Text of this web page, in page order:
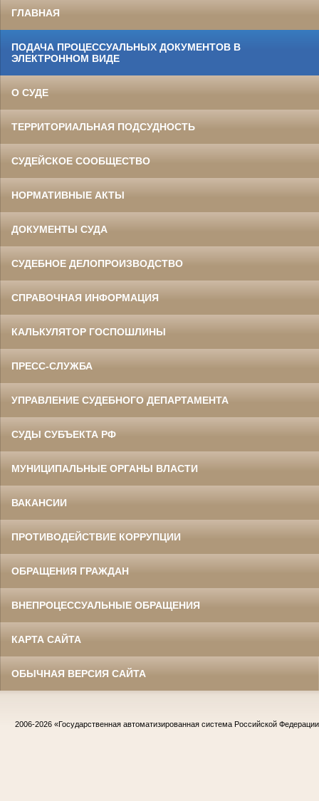
ГЛАВНАЯ
ПОДАЧА ПРОЦЕССУАЛЬНЫХ ДОКУМЕНТОВ В
ЭЛЕКТРОННОМ ВИДЕ
О СУДЕ
ТЕРРИТОРИАЛЬНАЯ ПОДСУДНОСТЬ
СУДЕЙСКОЕ СООБЩЕСТВО
НОРМАТИВНЫЕ АКТЫ
ДОКУМЕНТЫ СУДА
СУДЕБНОЕ ДЕЛОПРОИЗВОДСТВО
СПРАВОЧНАЯ ИНФОРМАЦИЯ
КАЛЬКУЛЯТОР ГОСПОШЛИНЫ
ПРЕСС-СЛУЖБА
УПРАВЛЕНИЕ СУДЕБНОГО ДЕПАРТАМЕНТА
СУДЫ СУБЪЕКТА РФ
МУНИЦИПАЛЬНЫЕ ОРГАНЫ ВЛАСТИ
ВАКАНСИИ
ПРОТИВОДЕЙСТВИЕ КОРРУПЦИИ
ОБРАЩЕНИЯ ГРАЖДАН
ВНЕПРОЦЕССУАЛЬНЫЕ ОБРАЩЕНИЯ
КАРТА САЙТА
ОБЫЧНАЯ ВЕРСИЯ САЙТА
2006-2026 «Государственная автоматизированная система Российской